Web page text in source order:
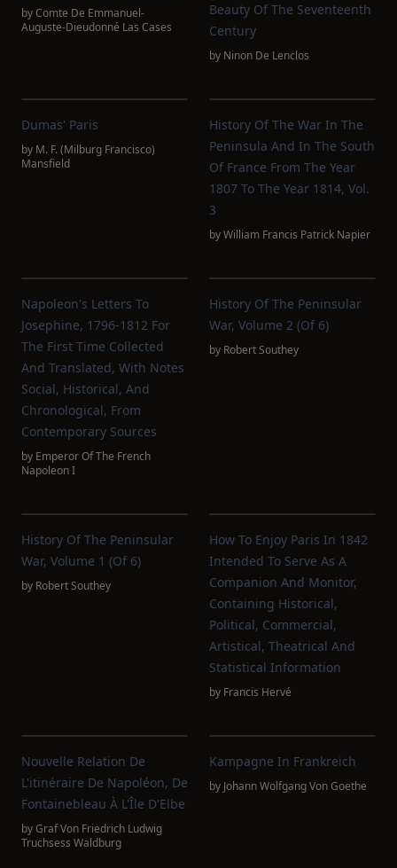
byComte De Emmanuel-
Auguste-Dieudonné Las Cases
Beauty Of The Seventeenth
Century
by Ninon De Lenclos
Dumas' Paris
by M. F. (Milburg Francisco)
Mansfield
History Of The War In The
Peninsula And In The South
Of France From The Year
1807 To The Year 1814, Vol.
3
byWilliam Francis Patrick Napier
Napoleon's Letters To
Josephine, 1796-1812 For
The First Time Collected
And Translated, With Notes
Social, Historical, And
Chronological, From
Contemporary Sources
by Emperor Of The French
Napoleon I
History Of The Peninsular
War, Volume 2 (of 6)
by Robert Southey
History Of The Peninsular
War, Volume 1 (of 6)
by Robert Southey
How To Enjoy Paris In 1842
Intended To Serve As A
Companion And Monitor,
Containing Historical,
Political, Commercial,
Artistical, Theatrical And
Statistical Information
by Francis Hervé
Nouvelle Relation De
L'itinéraire De Napoléon, De
Fontainebleau À L'Île D'Elbe
byGraf Von Friedrich Ludwig
Truchsess Waldburg
Kampagne In Frankreich
by Johann Wolfgang Von Goethe